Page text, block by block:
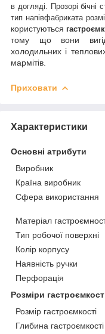
в догляді. Прозорі бічні
тип напівфабриката
користуються
тому що вони
холодильних і
мармітів.
Приховати
Характеристики
Основні атрибути
Виробник
Країна виробник
Сфера використання
Матеріал
Тип робочої поверхні
Колір корпусу
Наявність ручки
Перфорація
Розміри
Розмір гастроємкості
Глибина гастроємкості